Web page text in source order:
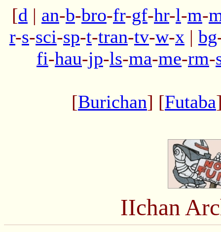
[d | an-b-bro-fr-gf-hr-l-m-
r-s-sci-sp-t-tran-tv-w-x | bg
fi-hau-jp-ls-ma-me-rm-
[Burichan] [Futaba
IIchan